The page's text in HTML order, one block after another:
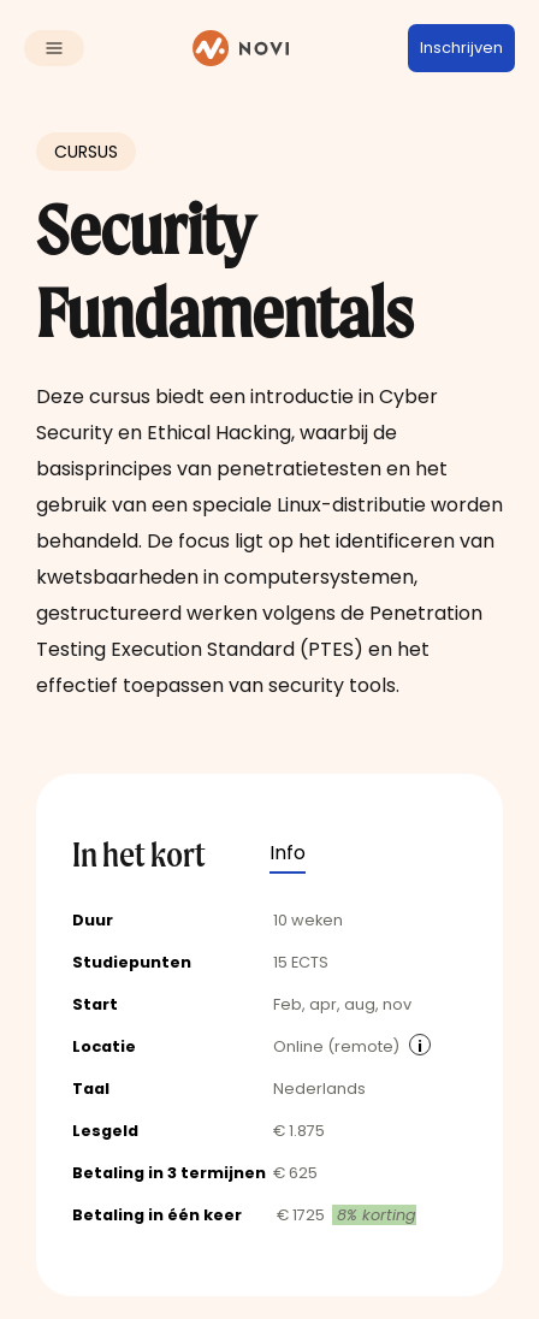
Inschrijven
CURSUS
Security
Fundamentals
Deze cursus biedt een introductie in Cyber
Security en Ethical Hacking, waarbij de
basisprincipes van penetratietesten en het
gebruik van een speciale Linux-distributie worden
behandeld. De focus ligt op het identificeren van
kwetsbaarheden in computersystemen,
gestructureerd werken volgens de Penetration
Testing Execution Standard (PTES) en het
effectief toepassen van security tools.
In het kort Info
Duur 10 weken
Studiepunten 15 ECTS
Start Feb, apr, aug, nov
Locatie Online (remote) i
Taal Nederlands
Lesgeld € 1.875
Betaling in 3 termijnen € 625
Betaling in één keer € 1725 8% korting